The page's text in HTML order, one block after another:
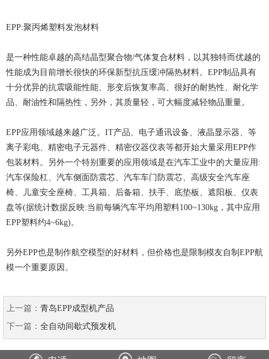
EPP:聚丙烯塑料发泡材料
是一种性能卓越的高结晶型聚合物/气体复合材料，以其独特而优越的
性能成为目前增长很快的环保新型抗压缓冲隔热材料。EPP制品具有
十分优异的抗震吸能性能、形变后恢复率高、很好的耐热性、耐化学
品、耐油性和隔热性，另外，其质量轻，可大幅度减轻物品重量。
EPP应用领域越来越广泛。IT产品、电子通讯设备、液晶显示器、等
离子彩电、精密电子元器件、精密仪器仪表等都开始大量采用EPP作
包装材料。另外一个特别重要的应用领域是在汽车工业中的大量应用:
汽车保险杠、汽车侧面防震芯、汽车车门防震芯、高级安全汽车座
椅、儿童安全座椅、工具箱、后备箱、扶手、底垫板、遮阳板、仪表
盘等(据统计数据反映:当前每辆汽车平均用塑料100~130kg，其中应用
EPP塑料约4~6kg)。
另外EPP也是制作航空模型的好材料，但价格也是限制模友自制EPP航
模一个重要原因。
上一篇： 青岛EPP成型机产品
下一篇： 全自动间歇式预发机